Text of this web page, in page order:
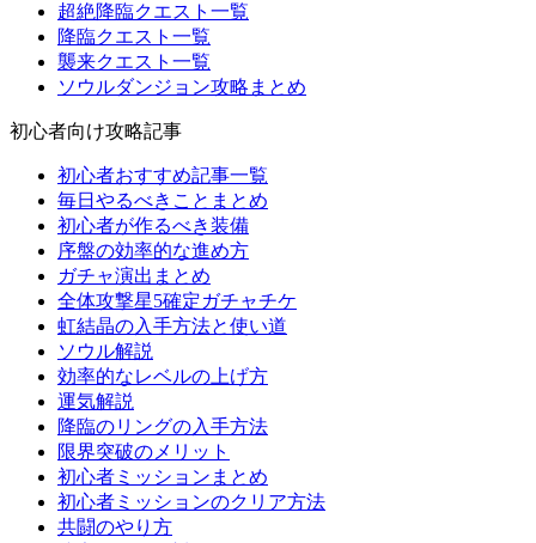
超絶降臨クエスト一覧
降臨クエスト一覧
襲来クエスト一覧
ソウルダンジョン攻略まとめ
初心者向け攻略記事
初心者おすすめ記事一覧
毎日やるべきことまとめ
初心者が作るべき装備
序盤の効率的な進め方
ガチャ演出まとめ
全体攻撃星5確定ガチャチケ
虹結晶の入手方法と使い道
ソウル解説
効率的なレベルの上げ方
運気解説
降臨のリングの入手方法
限界突破のメリット
初心者ミッションまとめ
初心者ミッションのクリア方法
共闘のやり方